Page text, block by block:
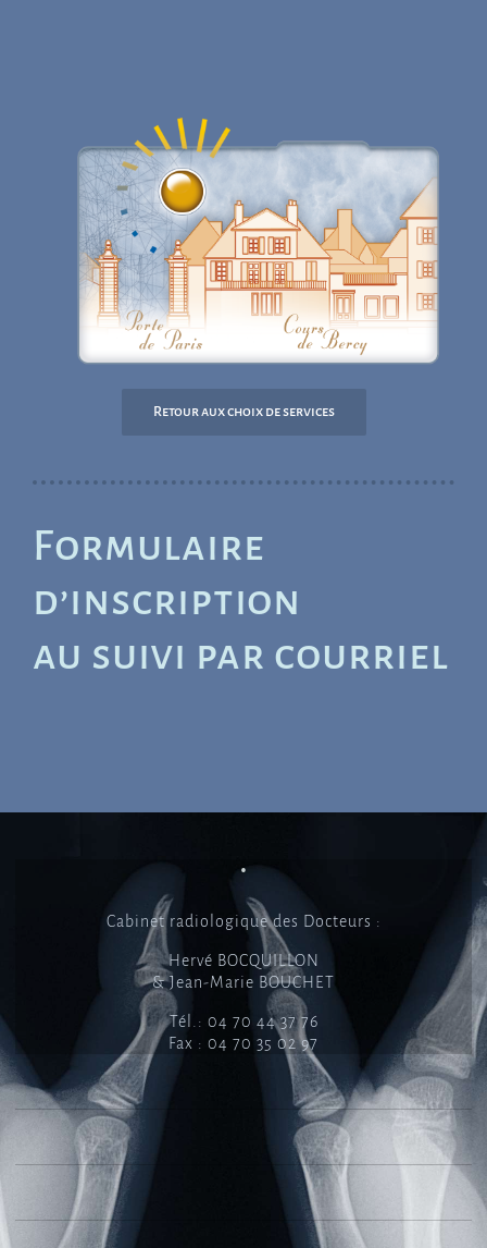
Retour aux choix de services
Formulaire
d’inscription
au suivi par courriel
•
Cabinet radiologique des Docteurs :
Hervé BOCQUILLON
& Jean-Marie BOUCHET
Tél.: 04 70 44 37 76
Fax : 04 70 35 02 97